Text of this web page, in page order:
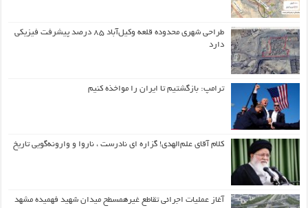
طراحی شهری محدوده قلعه وکیل‌آباد ۸۵ درصد پیشرفت فیزیکی
دارد
ترامپ: بازگشتیم تا ایران را مواخذه کنیم
کلام آقای علم‌الهدی! گزاره ای نادرست ، ناروا و وارونه‌گویی تاریخ
آغاز عملیات اجرائی تقاطع غیرهمسطح میدان شهید فهمیده مشهد